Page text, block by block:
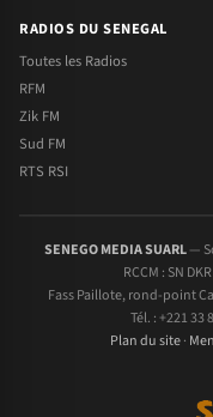
RADIOS DU SENEGAL
Toutes les Radios
RFM
Zik FM
Sud FM
RTS RSI
SENEGO MEDIA SUARL—
RCCM : SN
Fass Paillote, rond-point
Tél. : +221 33
Plan du site·